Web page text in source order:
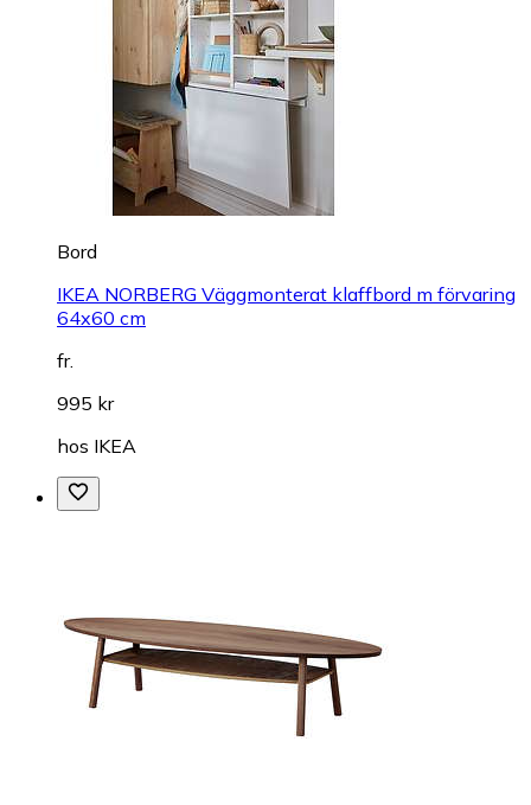
Bord
IKEA NORBERG Väggmonterat klaffbord m förvaring
64x60 cm
fr.
995 kr
hos IKEA